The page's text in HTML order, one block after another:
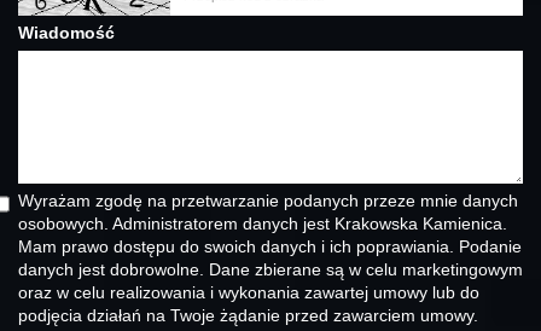
Wiadomość
Wyrażam zgodę na przetwarzanie podanych przeze mnie danych
osobowych. Administratorem danych jest Krakowska Kamienica.
Mam prawo dostępu do swoich danych i ich poprawiania. Podanie
danych jest dobrowolne. Dane zbierane są w celu marketingowym
oraz w celu realizowania i wykonania zawartej umowy lub do
podjęcia działań na Twoje żądanie przed zawarciem umowy.